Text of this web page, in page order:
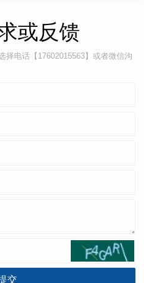
或反馈
择电话【17602015563】或者微信沟